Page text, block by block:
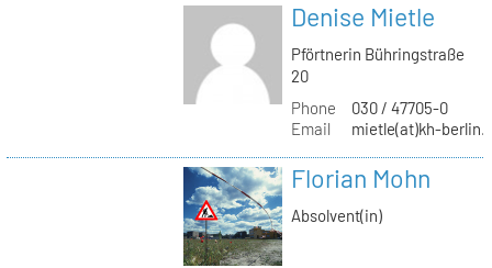
Denise Mietle
Pförtnerin Bühringstraße
20
Phone
030 / 47705-0
Email
mietle(at)kh-
Florian Mohn
Absolvent(in)